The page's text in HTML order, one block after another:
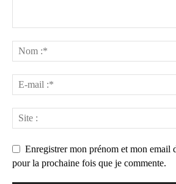
Enregistrer mon prénom et mon email
pour la prochaine fois que je commente.